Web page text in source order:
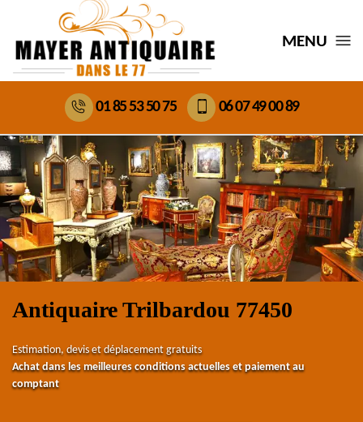
MENU
01 85 53 50 75 06 07 49 00 89
Antiquaire Trilbardou 77450
Estimation, devis et déplacement gratuits
Achat dans les meilleures conditions actuelles et paiement au
comptant